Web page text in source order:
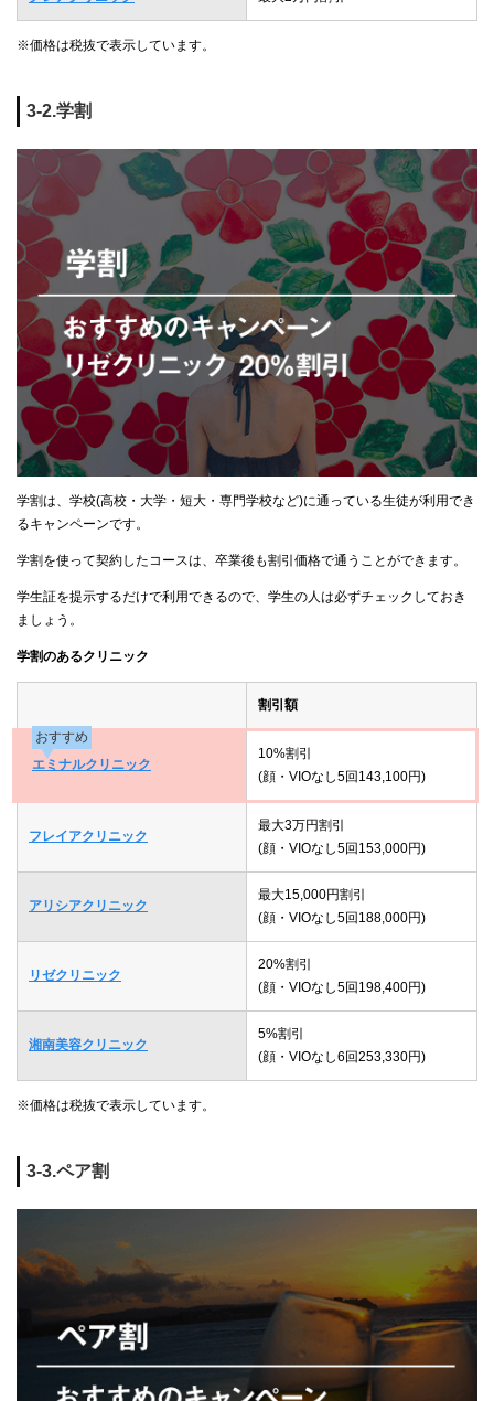
※価格は税抜で表示しています。
3-2.学割
学割は、学校(高校・大学・短大・専門学校など)に通っている生徒が利用でき
るキャンペーンです。
学割を使って契約したコースは、卒業後も割引価格で通うことができます。
学生証を提示するだけで利用できるので、学生の人は必ずチェックしておき
ましょう。
学割のあるクリニック
割引額
おすすめ
エミナルクリニック
10%割引
(顔・VIOなし5回143,100円)
フレイアクリニック
最大3万円割引
(顔・VIOなし5回153,000円)
アリシアクリニック
最大15,000円割引
(顔・VIOなし5回188,000円)
リゼクリニック
20%割引
(顔・VIOなし5回198,400円)
湘南美容クリニック
5%割引
(顔・VIOなし6回253,330円)
※価格は税抜で表示しています。
3-3.ペア割